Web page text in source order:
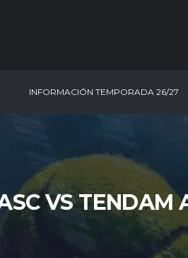
INFORMACIÓN TEMPORADA 26/27
VS TENDAM